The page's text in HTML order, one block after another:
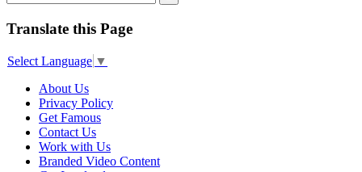
Translate this Page
Select Language ▼
About Us
Privacy Policy
Get Famous
Contact Us
Work with Us
Branded Video Content